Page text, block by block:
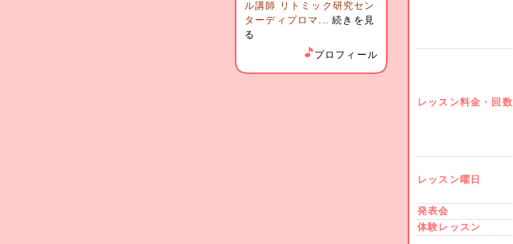
ル講師 リトミック研究セン
ターディプロマ...続きを見
る
プロフィール
レッスン料金・回数
レッスン曜日
発表会
体験レッスン